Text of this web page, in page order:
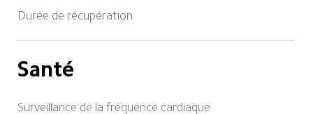
Durée de récupération
Santé
Surveillance de la fréquence cardiaque